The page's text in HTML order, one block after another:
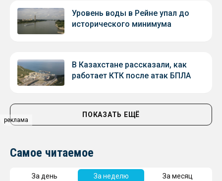
реклама
Уровень воды в Рейне упал до
исторического минимума
В Казахстане рассказали, как
работает КТК после атак БПЛА
ПОКАЗАТЬ ЕЩЁ
Самое читаемое
За день За неделю За месяц